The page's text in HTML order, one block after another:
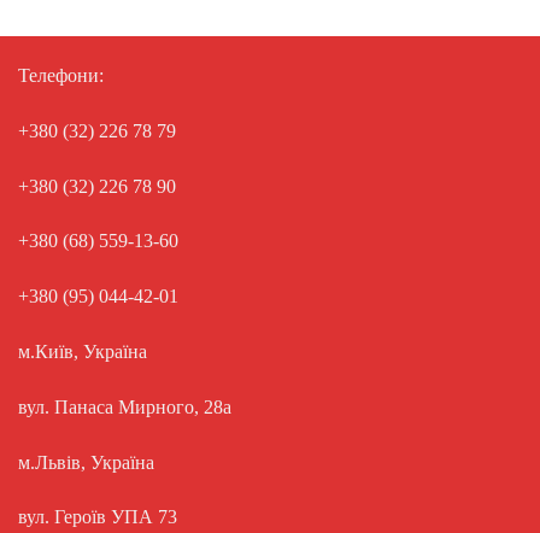
Телефони:
+380 (32) 226 78 79
+380 (32) 226 78 90
+380 (68) 559-13-60
+380 (95) 044-42-01
м.Київ, Україна
вул. Панаса Мирного, 28а
м.Львів, Україна
вул. Героїв УПА 73